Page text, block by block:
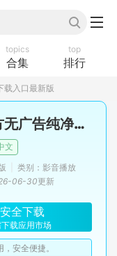
topics
合集
top
排行
载入口最新版
凹次元APP官方无广告纯净版(囧次元)
文
类别：影音播放
06-30更新
安全下载
下载应用市场
安全便捷。